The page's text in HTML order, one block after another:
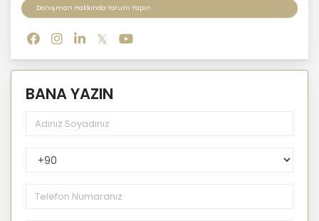
Danışman Hakkında Yorum Yapın
BANA YAZIN
PhoneNumberCountryPhoneCode